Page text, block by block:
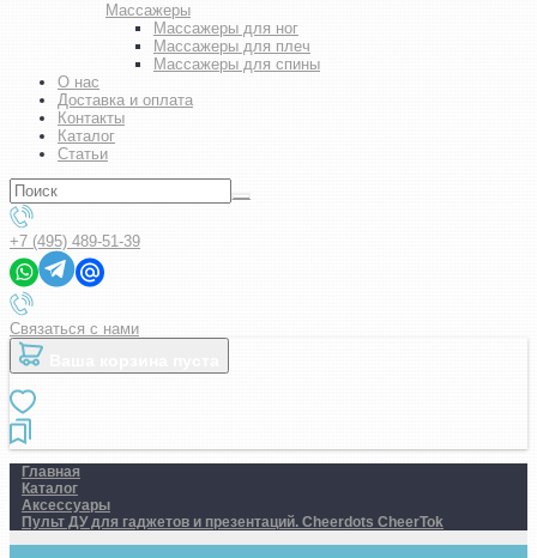
Массажеры
Массажеры для ног
Массажеры для плеч
Массажеры для спины
О нас
Доставка и оплата
Контакты
Каталог
Статьи
+7 (495) 489-51-39
Связаться с нами
Главная
Каталог
Аксессуары
Пульт ДУ для гаджетов и презентаций. Cheerdots CheerTok